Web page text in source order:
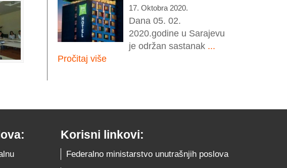
17. Oktobra 2020.
Dana 05. 02.
2020.godine u Sarajevu
je održan sastanak ...
Pročitaj više
Korisni linkovi:
Federalno ministarstvo unutrašnjih poslova